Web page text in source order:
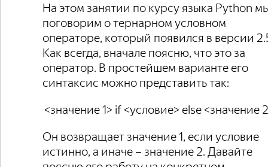
На этом занятии по курсу языка Python
поговорим о тернарном условном
операторе, который появился в версии
Как всегда, вначале поясню, что это за
оператор. В простейшем варианте его
синтаксис можно представить так:
<значение 1> if <условие> else <значение
Он возвращает значение 1, если условие
истинно, а иначе – значение 2. Давайте